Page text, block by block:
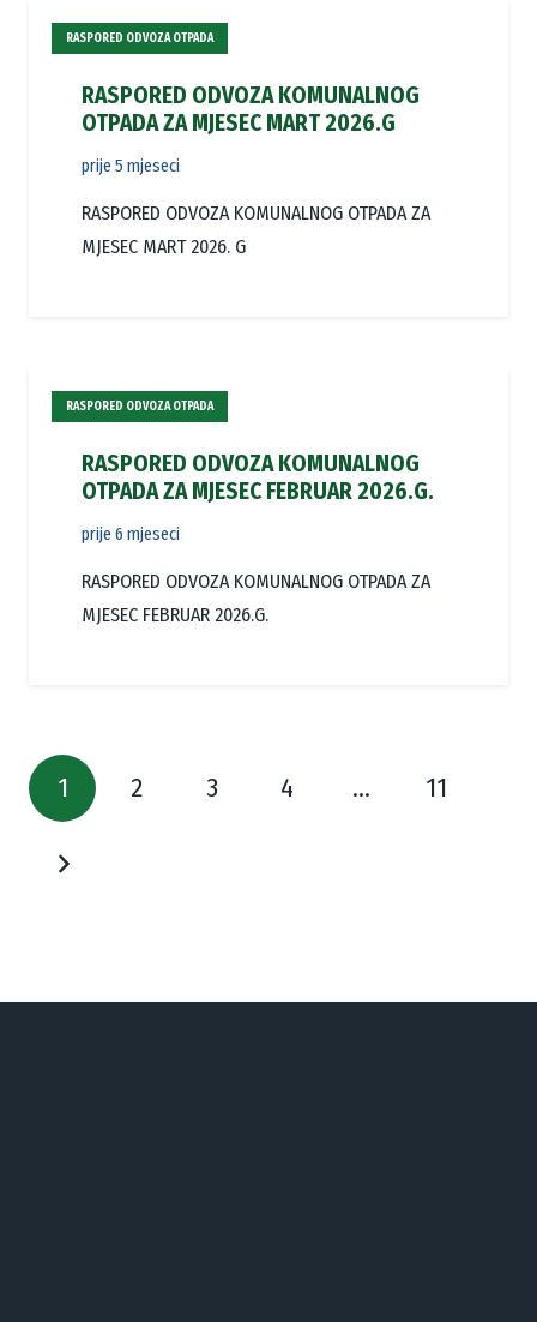
RASPORED ODVOZA OTPADA
RASPORED ODVOZA KOMUNALNOG
OTPADA ZA MJESEC MART 2026.G
prije 5 mjeseci
RASPORED ODVOZA KOMUNALNOG OTPADA ZA
MJESEC MART 2026. G
RASPORED ODVOZA OTPADA
RASPORED ODVOZA KOMUNALNOG
OTPADA ZA MJESEC FEBRUAR 2026.G.
prije 6 mjeseci
RASPORED ODVOZA KOMUNALNOG OTPADA ZA
MJESEC FEBRUAR 2026.G.
1 2 3 4 … 11